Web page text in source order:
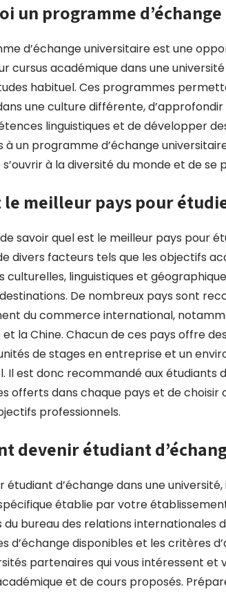
un programme
d’échange universitaire est une
cursus académique dans une
habituel. Ces programmes
une culture différente,
linguistiques et de développer
un programme d’échange
s’ouvrir à la diversité du monde et de
le meilleur pays pour
de savoir quel est le meilleur pays pour
divers facteurs tels que les objectifs
culturelles, linguistiques et
De nombreux pays sont
du commerce international,
et la Chine. Chacun de ces pays offre
de stages en entreprise et un
Il est donc recommandé aux étudiants
offerts dans chaque pays et de choisir
professionnels.
devenir étudiant
étudiant d’échange dans une
établie par votre
du bureau des relations internationales
d’échange disponibles et les critères
partenaires qui vous intéressent et
et de cours proposés.